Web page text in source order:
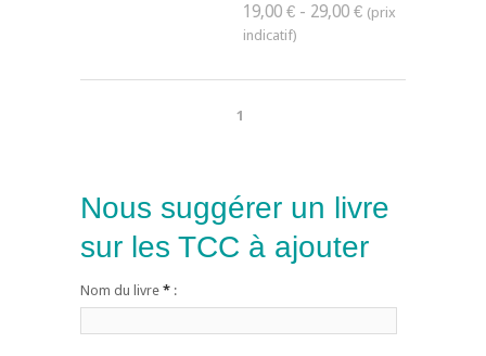
19,00 € - 29,00 €
1
Nous suggérer un livre
sur les TCC à ajouter
Nom du livre * :